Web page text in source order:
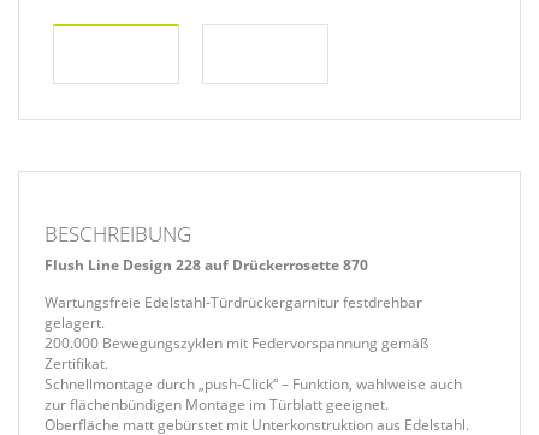
BESCHREIBUNG
Flush Line Design 228 auf Drückerrosette 870
Wartungsfreie Edelstahl-Türdrückergarnitur festdrehbar
gelagert.
200.000 Bewegungszyklen mit Federvorspannung gemäß
Zertifikat.
Schnellmontage durch „push-Click“ – Funktion, wahlweise auch
zur flächenbündigen Montage im Türblatt geeignet.
Oberfläche matt gebürstet mit Unterkonstruktion aus Edelstahl.